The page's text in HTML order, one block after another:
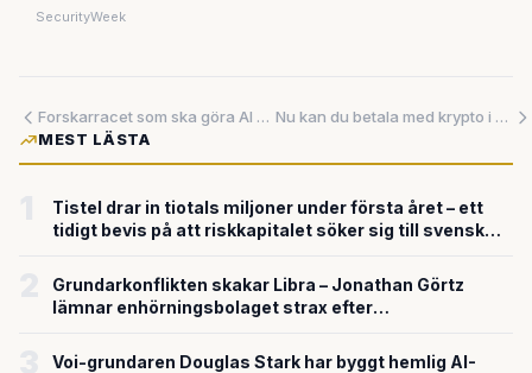
SecurityWeek
Forskarracet som ska göra AI billigare, snabbare – och mer pålitligt
Nu kan du betala med krypto i kassan — Revolut lanserar fysiskt betalkort
MEST LÄSTA
Tistel drar in tiotals miljoner under första året – ett
tidigt bevis på att riskkapitalet söker sig till svensk
Grundarkonflikten skakar Libra – Jonathan Görtz
lämnar enhörningsbolaget strax efter
Voi-grundaren Douglas Stark har byggt hemlig AI-